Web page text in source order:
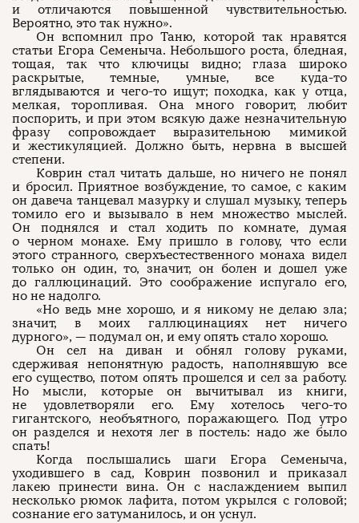
и отличаются повышенной чувствительностью.
Вероятно, это так нужно».
Он вспомнил про Таню, которой так нравятся
статьи Егора Семеныча. Небольшого роста, бледная,
тощая, так что ключицы видно; глаза широко
раскрытые, темные, умные, все куда-то
вглядываются и чего-то ищут; походка, как у отца,
мелкая, торопливая. Она много говорит, любит
поспорить, и при этом всякую даже незначительную
фразу сопровождает выразительною мимикой
и жестикуляцией. Должно быть, нервна в высшей
степени.
Коврин стал читать дальше, но ничего не понял
и бросил. Приятное возбуждение, то самое, с каким
он давеча танцевал мазурку и слушал музыку, теперь
томило его и вызывало в нем множество мыслей.
Он поднялся и стал ходить по комнате, думая
о черном монахе. Ему пришло в голову, что если
этого странного, сверхъестественного монаха видел
только он один, то, значит, он болен и дошел уже
до галлюцинаций. Это соображение испугало его,
но не надолго.
«Но ведь мне хорошо, и я никому не делаю зла;
значит, в моих галлюцинациях нет ничего
дурного», — подумал он, и ему опять стало хорошо.
Он сел на диван и обнял голову руками,
сдерживая непонятную радость, наполнявшую все
его существо, потом опять прошелся и сел за работу.
Но мысли, которые он вычитывал из книги,
не удовлетворяли его. Ему хотелось чего-то
гигантского, необъятного, поражающего. Под утро
он разделся и нехотя лег в постель: надо же было
спать!
Когда послышались шаги Егора Семеныча,
уходившего в сад, Коврин позвонил и приказал
лакею принести вина. Он с наслаждением выпил
несколько рюмок лафита, потом укрылся с головой;
сознание его затуманилось, и он уснул.